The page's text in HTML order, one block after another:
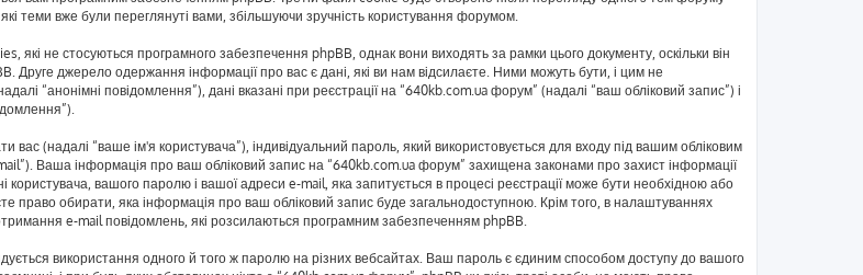
теми вже були переглянуті вами, збільшуючи зручність користування форумом.
не стосуються програмного забезпечення phpBB, однак вони виходять за рамки цього документу, оскільки він
джерело одержання інформації про вас є дані, які ви нам відсилаєте. Ними можуть бути, і цим не
“анонімні повідомлення”), дані вказані при реєстрації на “640kb.com.ua форум” (надалі “ваш обліковий запис”) і
вас (надалі “ваше ім'я користувача”), індивідуальний пароль, який використовується для входу під вашим обліковим
Ваша інформація про ваш обліковий запис на “640kb.com.ua форум” захищена законами про захист інформації
користувача, вашого паролю і вашої адреси e-mail, яка запитується в процесі реєстрації може бути необхідною або
право обирати, яка інформація про ваш обліковий запис буде загальнодоступною. Крім того, в налаштуваннях
e-mail повідомлень, які розсилаються програмним забезпеченням phpBB.
використання одного й того ж паролю на різних вебсайтах. Ваш пароль є єдиним способом доступу до вашого